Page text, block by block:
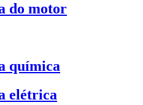
do motor
química
elétrica